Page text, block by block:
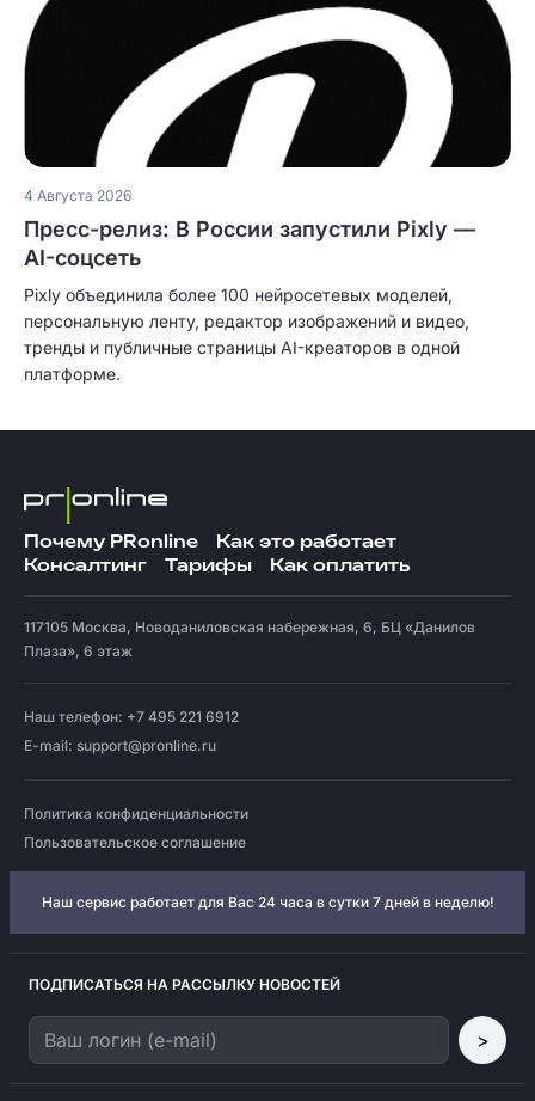
4 Августа 2026
Пресс-релиз: В России запустили Pixly —
AI-соцсеть
Pixly объединила более 100 нейросетевых моделей,
персональную ленту, редактор изображений и видео,
тренды и публичные страницы AI-креаторов в одной
платформе.
Почему PRonline
Как это работает
Консалтинг
Тарифы Как оплатить
117105 Москва, Новоданиловская набережная, 6, БЦ «Данилов
Плаза», 6 этаж
Наш телефон: +7 495 221 6912
E-mail: support@pronline.ru
Политика конфиденциальности
Пользовательское соглашение
Наш сервис работает для Вас 24 часа в сутки 7 дней в неделю!
ПОДПИСАТЬСЯ НА РАССЫЛКУ НОВОСТЕЙ